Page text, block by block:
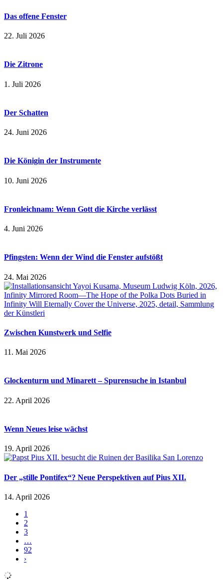
Das offene Fenster
22. Juli 2026
Die Zitrone
1. Juli 2026
Der Schatten
24. Juni 2026
Die Königin der Instrumente
10. Juni 2026
Fronleichnam: Wenn Gott die Kirche verlässt
4. Juni 2026
Pfingsten: Wenn der Wind die Fenster aufstößt
24. Mai 2026
Zwischen Kunstwerk und Selfie
11. Mai 2026
Glockenturm und Minarett – Spurensuche in Istanbul
22. April 2026
Wenn Neues leise wächst
19. April 2026
Der „stille Pontifex“? Neue Perspektiven auf Pius XII.
14. April 2026
1
2
3
…
92
›